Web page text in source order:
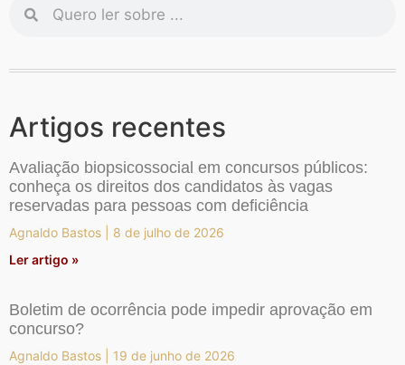
Artigos recentes
Avaliação biopsicossocial em concursos públicos:
conheça os direitos dos candidatos às vagas
reservadas para pessoas com deficiência
Agnaldo Bastos
8 de julho de 2026
Ler artigo »
Boletim de ocorrência pode impedir aprovação em
concurso?
Agnaldo Bastos
19 de junho de 2026